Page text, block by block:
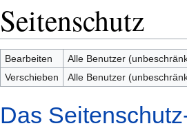
Seitenschutz
Bearbeiten
Alle Benutzer
Verschieben
Alle Benutzer
Das